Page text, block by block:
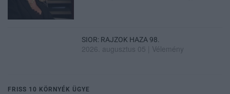
SIOR: RAJZOK HAZA 98.
2026. augusztus 05 Vélemény
FRISS 10 KÖRNYÉK ÜGYE